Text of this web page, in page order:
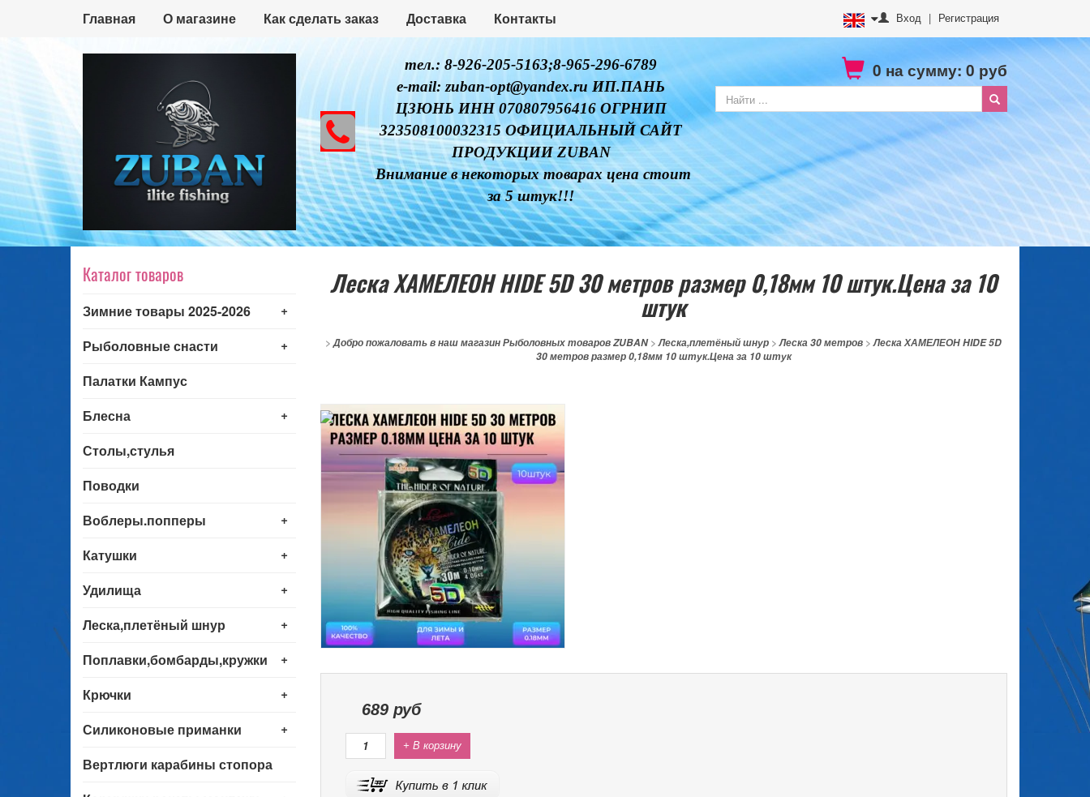
Вход | Регистрация
Главная О магазине Как сделать заказ Доставка Контакты
тел.: 8-926-205-5163;8-965-296-6789
e-mail: zuban-opt@yandex.ru ИП.ПАНЬ
ЦЗЮНЬ ИНН 070807956416 ОГРНИП
323508100032315 ОФИЦИАЛЬНЫЙ САЙТ
ПРОДУКЦИИ ZUBAN
Внимание в некоторых товарах цена стоит
за 5 штук!!!
0на сумму: 0 руб
Каталог товаров
+
Зимние товары 2025-2026
+
Рыболовные снасти
Палатки Кампус
+
Блесна
Столы,стулья
Поводки
+
Воблеры.попперы
+
Катушки
+
Удилища
+
Леска,плетёный шнур
+
Поплавки,бомбарды,кружки
+
Крючки
+
Силиконовые приманки
Вертлюги карабины стопора
Леска ХАМЕЛЕОН HIDE 5D 30 метров размер 0,18мм 10 штук.Цена за 10
штук
>Добро пожаловать в наш магазин Рыболовных товаров ZUBAN>Леска,плетёный шнур >Леска 30 метров >Леска ХАМЕЛЕОН HIDE 5D
30 метров размер 0,18мм 10 штук.Цена за 10 штук
689руб
+ В корзину